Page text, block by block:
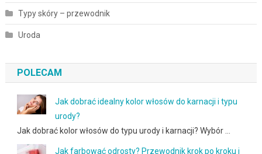
Typy skóry – przewodnik
Uroda
POLECAM
Jak dobrać idealny kolor włosów do karnacji i typu
urody?
Jak dobrać kolor włosów do typu urody i karnacji? Wybór …
Jak farbować odrosty? Przewodnik krok po kroku i